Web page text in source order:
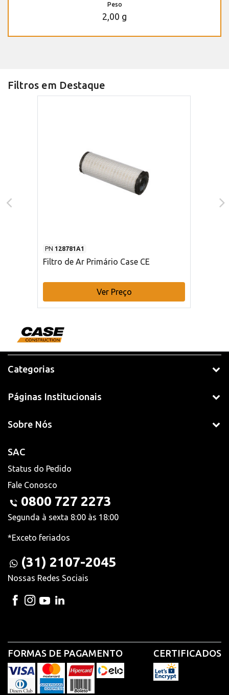
Peso
2,00 g
Filtros em Destaque
PN 128781A1
Filtro de Ar Primário Case CE
Ver Preço
Categorias
Páginas Institucionais
Sobre Nós
SAC
Status do Pedido
Fale Conosco
0800 727 2273
Segunda à sexta 8:00 às 18:00
*Exceto feriados
(31) 2107-2045
Nossas Redes Sociais
FORMAS DE PAGAMENTO CERTIFICADOS